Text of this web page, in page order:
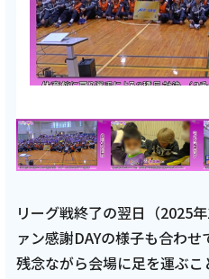
リーグ戦終了の翌日（2025
ァン感謝DAYの様子も合わせ
残念ながら会場に足を運ぶ